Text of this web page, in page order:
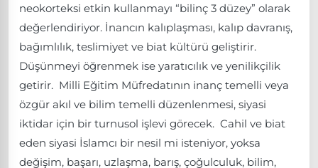
neokorteksi etkin kullanmayı “bilinç 3 düzey” olarak
değerlendiriyor. İnancın kalıplaşması, kalıp davranış,
bağımlılık, teslimiyet ve biat kültürü geliştirir.
Düşünmeyi öğrenmek ise yaratıcılık ve yenilikçilik
getirir. Milli Eğitim Müfredatının inanç temelli veya
özgür akıl ve bilim temelli düzenlenmesi, siyasi
iktidar için bir turnusol işlevi görecek. Cahil ve biat
eden siyasi İslamcı bir nesil mi isteniyor, yoksa
değişim, başarı, uzlaşma, barış, çoğulculuk, bilim,